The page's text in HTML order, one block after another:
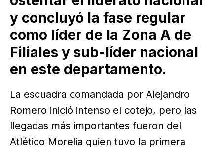
y concluyó la fase regular
como líder de la Zona A de
Filiales y sub-líder nacional
en este departamento.
La escuadra comandada por Alejandro
Romero inició intenso el cotejo, pero las
llegadas más importantes fueron del
Atlético Morelia quien tuvo la primera